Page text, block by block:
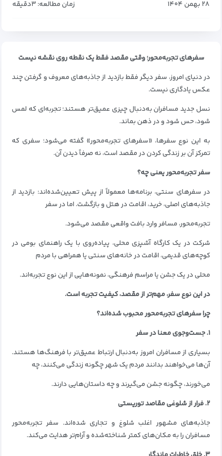
۲۸ بهمن ۱۴۰۴ زمان مطالعه: ۳دقیقه
سفرهای تجربه‌محور؛ وقتی مقصد فقط یک نقطه روی نقشه نیست
در دنیای امروز، سفر دیگر فقط بازدید از جاذبه‌های معروف و گرفتن چند
عکس یادگاری نیست.
نسل جدید مسافران به‌دنبال چیزی عمیق‌تر هستند؛ تجربه‌ای که لمس
شود، حس شود و در ذهن بماند.
به این نوع سفرها، «سفرهای تجربه‌محور» گفته می‌شود؛ سفری که
تمرکز آن بر زندگی کردن در مقصد است، نه صرفاً دیدن آن.
سفر تجربه‌محور یعنی چه؟
در سفرهای سنتی، برنامه‌ها معمولاً از پیش تعیین‌شده‌اند: بازدید از
جاذبه‌های اصلی، خرید، اقامت در هتل و بازگشت. اما در سفر
تجربه‌محور، مسافر وارد بافت واقعی مقصد می‌شود.
شرکت در یک کارگاه آشپزی محلی، پیاده‌روی با یک راهنمای بومی در
کوچه‌های قدیمی، اقامت در خانه‌های سنتی یا همراهی با مردم
محلی در یک جشن یا مراسم فرهنگی، نمونه‌هایی از این نوع تجربه‌اند.
در این نوع سفر، مهم‌تر از مقصد، کیفیت تجربه است.
چرا سفرهای تجربه‌محور محبوب شده‌اند؟
۱. جست‌وجوی معنا در سفر
بسیاری از مسافران امروز به‌دنبال ارتباط عمیق‌تر با فرهنگ‌ها هستند.
آن‌ها می‌خواهند بدانند مردم یک شهر چگونه زندگی می‌کنند، چه
می‌خورند، چگونه جشن می‌گیرند و چه داستان‌هایی دارند.
۲. فرار از شلوغی مقاصد توریستی
جاذبه‌های مشهور اغلب شلوغ و تجاری شده‌اند. سفر تجربه‌محور
مسافران را به مکان‌های کمتر شناخته‌شده و آرام‌تر هدایت می‌کند.